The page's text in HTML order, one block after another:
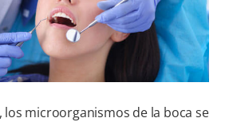
SUSCRÍBETE
microorganismos de la boca se